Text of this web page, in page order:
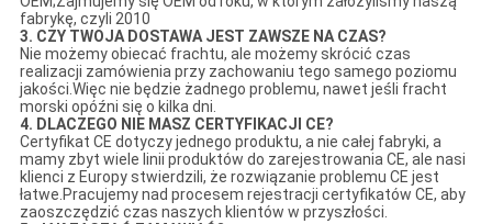
fabrykę, czyli 2010
3. CZY TWOJA DOSTAWA JEST ZAWSZE NA CZAS?
Nie możemy obiecać frachtu, ale możemy skrócić czas
realizacji zamówienia przy zachowaniu tego samego poziomu
jakości.Więc nie będzie żadnego problemu, nawet jeśli fracht
morski opóźni się o kilka dni.
4. DLACZEGO NIE MASZ CERTYFIKACJI CE?
Certyfikat CE dotyczy jednego produktu, a nie całej fabryki, a
mamy zbyt wiele linii produktów do zarejestrowania CE, ale nasi
klienci z Europy stwierdzili, że rozwiązanie problemu CE jest
łatwe.Pracujemy nad procesem rejestracji certyfikatów CE, aby
zaoszczędzić czas naszych klientów w przyszłości.